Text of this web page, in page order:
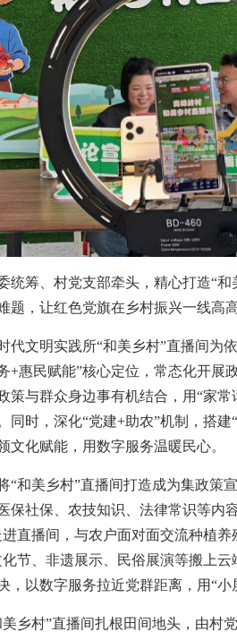
筹、村党支部牵头，精心打造“
，让红色党旗在乡村振兴一线高高
代文明实践所“和美乡村”直播间为
+惠民赋能”核心定位，常态化开
与群众身边事有机结合，用“家
时，深化“党建+助农”机制，搭
化赋能，用数字服务温暖民心。
“和美乡村”直播间打造成为集政策
社保、农技知识、法律常识等内
直播间，与农户面对面交流种植
节、非遗展示、民俗展演等搬上
以数字服务拉近党群距离，用“小
乡村”直播间扎根田间地头，由村